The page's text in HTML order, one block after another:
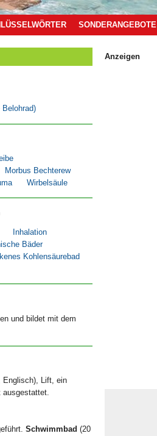
SONDERANGEBOTE
Belohrad)
Morbus Bechterew
Wirbelsäule
Inhalation
Bäder
Kohlensäurebad
und bildet mit dem
Englisch), Lift, ein
Schwimmbad (20
Anzeigen